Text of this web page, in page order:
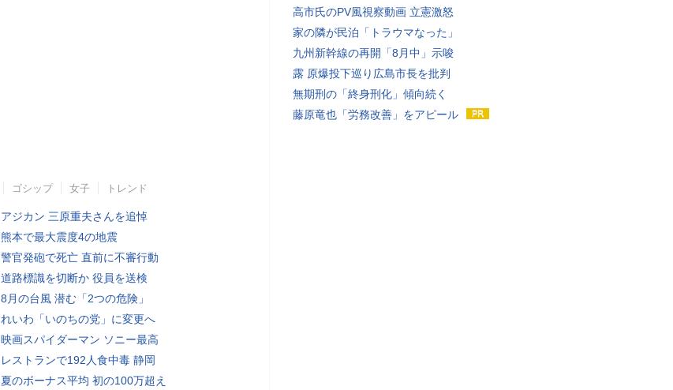
ゴシップ 女子 トレンド
アジカン 三原重夫さんを追悼
熊本で最大震度4の地震
警官発砲で死亡 直前に不審行動
道路標識を切断か 役員を送検
8月の台風 潜む「2つの危険」
れいわ「いのちの党」に変更へ
映画スパイダーマン ソニー最高
レストランで192人食中毒 静岡
夏のボーナス平均 初の100万超え
高市氏のPV風視察動画 立憲激怒
家の隣が民泊「トラウマなった」
九州新幹線の再開「8月中」示唆
露 原爆投下巡り広島市長を批判
無期刑の「終身刑化」傾向続く
藤原竜也「労務改善」をアピール